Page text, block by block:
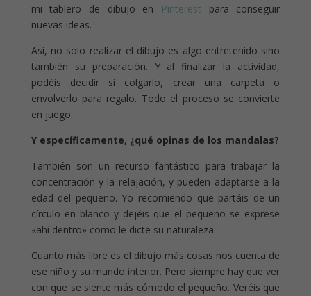
mi tablero de dibujo en
Pinterest para conseguir
nuevas ideas.
Así, no solo realizar el dibujo es algo entretenido sino
también su preparación. Y al finalizar la actividad,
podéis decidir si colgarlo, crear una carpeta o
envolverlo para regalo. Todo el proceso se convierte
en juego.
Y específicamente, ¿qué opinas de los mandalas?
También son un recurso fantástico para trabajar la
concentración y la relajación, y pueden adaptarse a la
edad del pequeño. Yo recomiendo que partáis de un
círculo en blanco y dejéis que el pequeño se exprese
«ahí dentro» como le dicte su naturaleza.
Cuanto más libre es el dibujo más cosas nos cuenta de
ese niño y su mundo interior. Pero siempre hay que ver
con que se siente más cómodo el pequeño. Veréis que